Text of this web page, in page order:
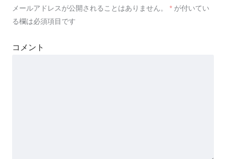
メールアドレスが公開されることはありません。 * が付いてい
る欄は必須項目です
コメント